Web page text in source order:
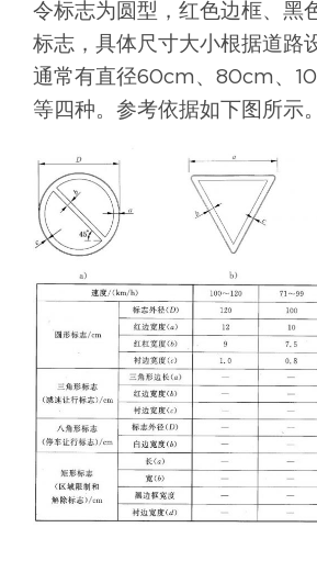
令标志为圆型，红色边框、黑
标志，具体尺寸大小根据道路
通常有直径60cm、80cm、
等四种。参考依据如下图所示。